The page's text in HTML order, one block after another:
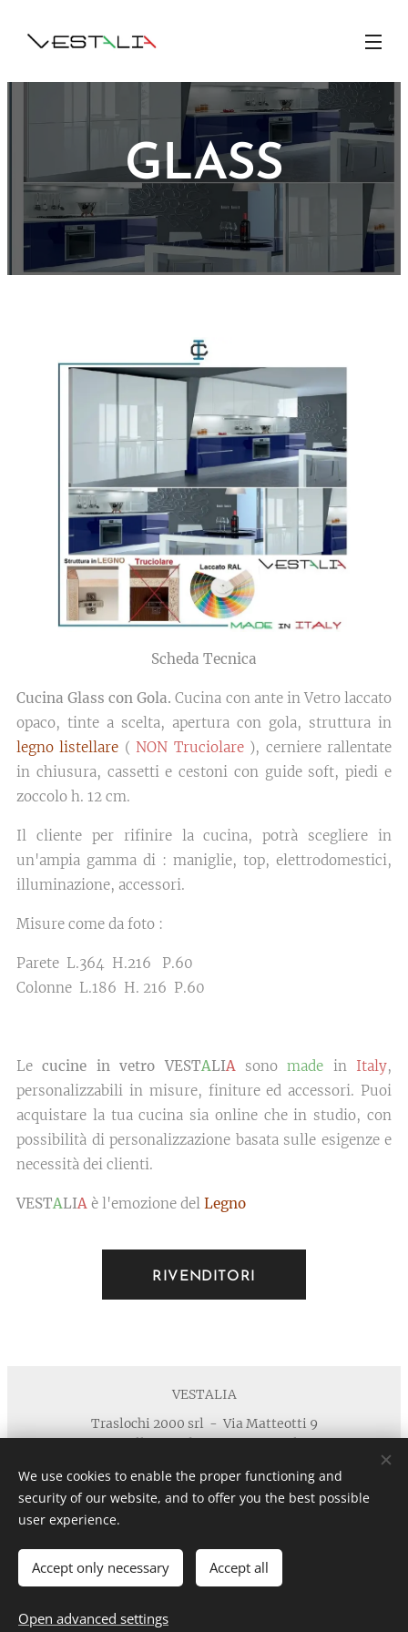
GLASS
Scheda Tecnica
Cucina Glass con Gola.Cucina con ante in Vetro laccato
opaco, tinte a scelta, apertura con gola, struttura in
legno listellare ( NON Truciolare), cerniere rallentate
in chiusura, cassetti e cestoni con guide soft, piedi e
zoccolo h. 12 cm.
Il cliente per rifinire la cucina, potrà scegliere in
un'ampia gamma di : maniglie, top, elettrodomestici,
illuminazione, accessori.
Misure come da foto :
Parete L.364 H.216 P.60
Colonne L.186 H. 216 P.60
Lecucine in vetro VESTALIAsonomade in Italy,
personalizzabili in misure, finiture ed accessori. Puoi
acquistare la tua cucina sia online che in studio, con
possibilità di personalizzazione basata sulle esigenze e
necessità dei clienti.
VESTALIA è l'emozione del Legno
RIVENDITORI
VESTALIA
Traslochi 2000 srl - Via Matteotti 9
40055 Villanova di Castenaso - Bologna
info@vestaliamobili.com
P.I./C.F. 03135881203 - REA: BO-494768 - I.R.I. di Bologna
n. 03135881203 in data 05/07/2011- Cap.Soc. € 30.000,00 I.V.
Privacy
Cookies
Languages
Italiano
We use cookies to enable the proper functioning and
security of our website, and to offer you the best possible
user experience.
Accept only necessary Accept all
Open advanced settings